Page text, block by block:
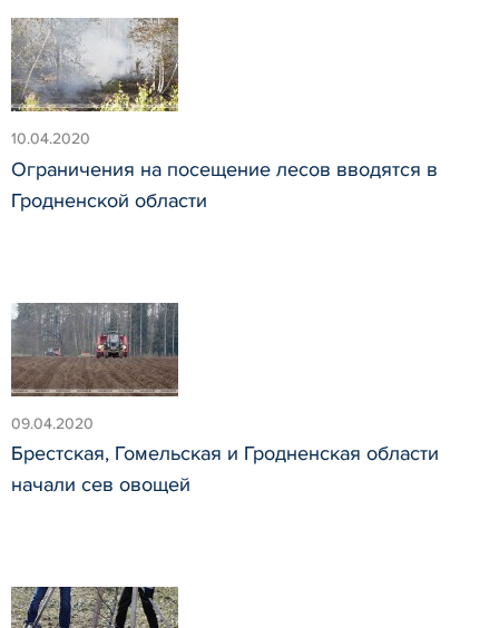
10.04.2020
Ограничения на посещение лесов вводятся в
Гродненской области
09.04.2020
Брестская, Гомельская и Гродненская области
начали сев овощей